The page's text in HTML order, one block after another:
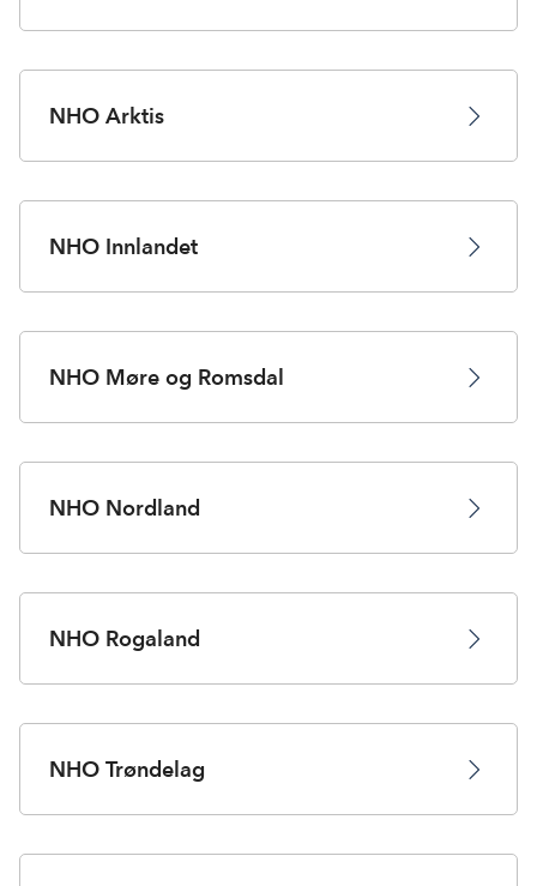
NHO Arktis
NHO Innlandet
NHO Møre og Romsdal
NHO Nordland
NHO Rogaland
NHO Trøndelag